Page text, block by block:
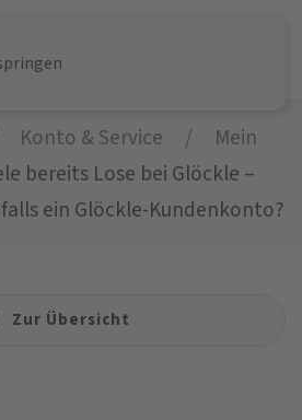
Konto & Service
Mein
bereits Lose bei Glöckle –
ein Glöckle-Kundenkonto?
Zur Übersicht